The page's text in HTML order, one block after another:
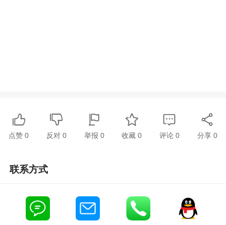
点赞0 反对 0 举报 0 收藏 0 评论 0 分享 0
联系方式